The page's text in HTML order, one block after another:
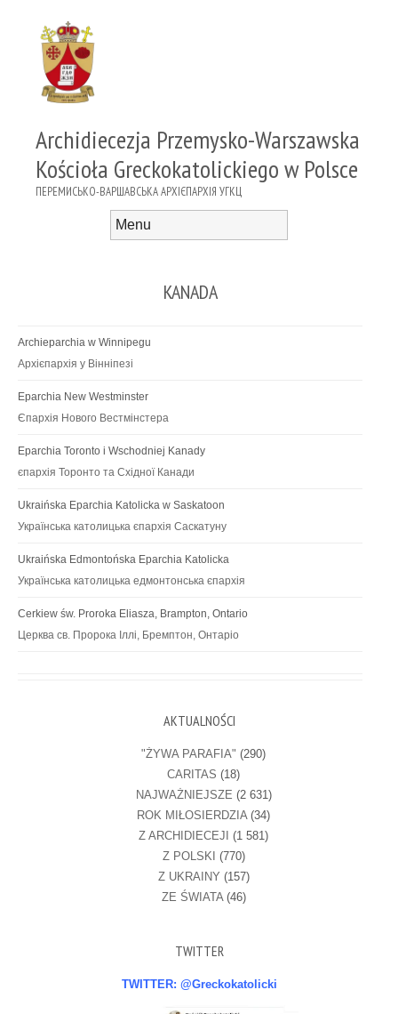
Archidiecezja Przemysko-Warszawska
Kościoła Greckokatolickiego w Polsce
ПЕРЕМИСЬКО-ВАРШАВСЬКА АРХІЄПАРХІЯ УГКЦ
KANADA
Archieparchia w Winnipegu
Архієпархія у Вінніпезі
Eparchia New Westminster
Єпархія Нового Вестмінстера
Eparchia Toronto i Wschodniej Kanady
єпархія Торонто та Східної Канади
Ukraińska Eparchia Katolicka w Saskatoon
Українська католицька єпархія Саскатуну
Ukraińska Edmontońska Eparchia Katolicka
Українська католицька едмонтонська єпархія
Cerkiew św. Proroka Eliasza, Brampton, Ontario
Церква св. Пророка Іллі, Бремптон, Онтаріо
AKTUALNOŚCI
"ŻYWA PARAFIA" (290)
CARITAS (18)
NAJWAŻNIEJSZE (2 631)
ROK MIŁOSIERDZIA(34)
Z ARCHIDIECEJI (1 581)
Z POLSKI (770)
Z UKRAINY (157)
ZE ŚWIATA(46)
TWITTER
TWITTER: @Greckokatolicki